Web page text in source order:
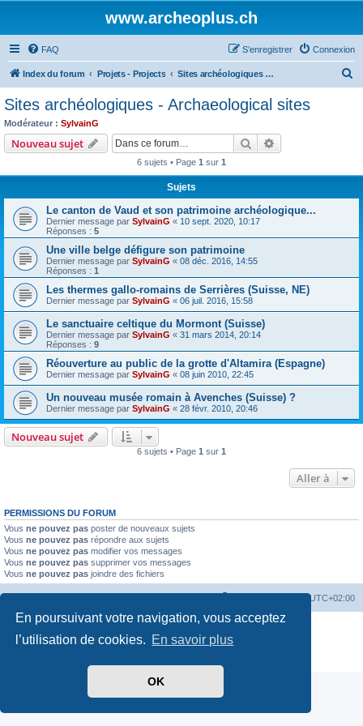
En poursuivant votre navigation, vous acceptez
l’utilisation de cookies. En savoir plus
OK
www.archeoplus.ch
FAQ Connexion
S’enregistrer
Index du forum Projets - Projects Sites archéologiques - Archaeological sites
Sites archéologiques - Archaeological sites
Modérateur : SylvainG
Nouveau sujet Rechercher
6 sujets • Page 1 sur 1
Sujets
Le canton de Vaud et son patrimoine archéologique...
Dernier message par SylvainG « 10 sept. 2020, 10:17
Réponses : 5
Une ville belge défigure son patrimoine
Dernier message par SylvainG « 08 déc. 2016, 14:55
Réponses : 1
Les thermes gallo-romains de Serrières (Suisse, NE)
Dernier message par SylvainG « 06 juil. 2016, 15:58
Le sanctuaire celtique du Mormont (Suisse)
Dernier message par SylvainG « 31 mars 2014, 20:14
Réponses : 9
Réouverture au public de la grotte d'Altamira (Espagne)
Dernier message par SylvainG « 08 juin 2010, 22:45
Un nouveau musée romain à Avenches (Suisse) ?
Dernier message par SylvainG « 28 févr. 2010, 20:46
Nouveau sujet
6 sujets • Page 1 sur 1
Aller à
PERMISSIONS DU FORUM
Vous ne pouvez pas poster de nouveaux sujets
Vous ne pouvez pas répondre aux sujets
Vous ne pouvez pas modifier vos messages
Vous ne pouvez pas supprimer vos messages
Vous ne pouvez pas joindre des fichiers
UTC+02:00
® Forum Software © phpBB Limited
Traduit parphpBB-fr.com